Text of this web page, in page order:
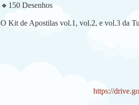
🔸 150 Desenhos
O Kit de Apostilas vol.1, vol.2, e vol.3 da
https://